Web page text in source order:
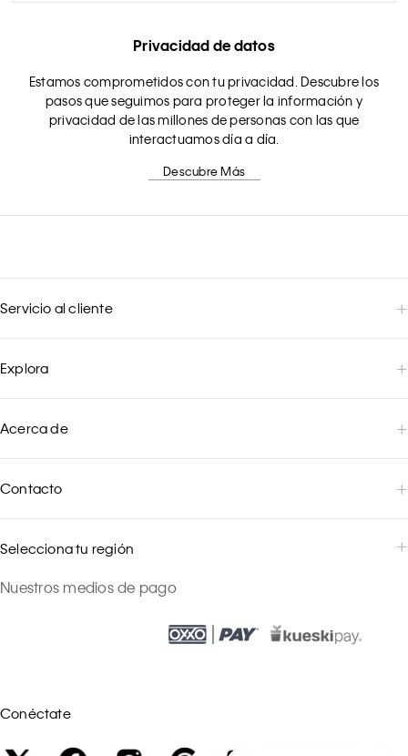
Privacidad de datos
Estamos comprometidos con tu privacidad. Descubre los
pasos que seguimos para proteger la información y
privacidad de las millones de personas con las que
interactuamos día a día.
Descubre Más
Servicio al cliente
Explora
Acerca de
Contacto
Selecciona tu región
Nuestros medios de pago
Conéctate